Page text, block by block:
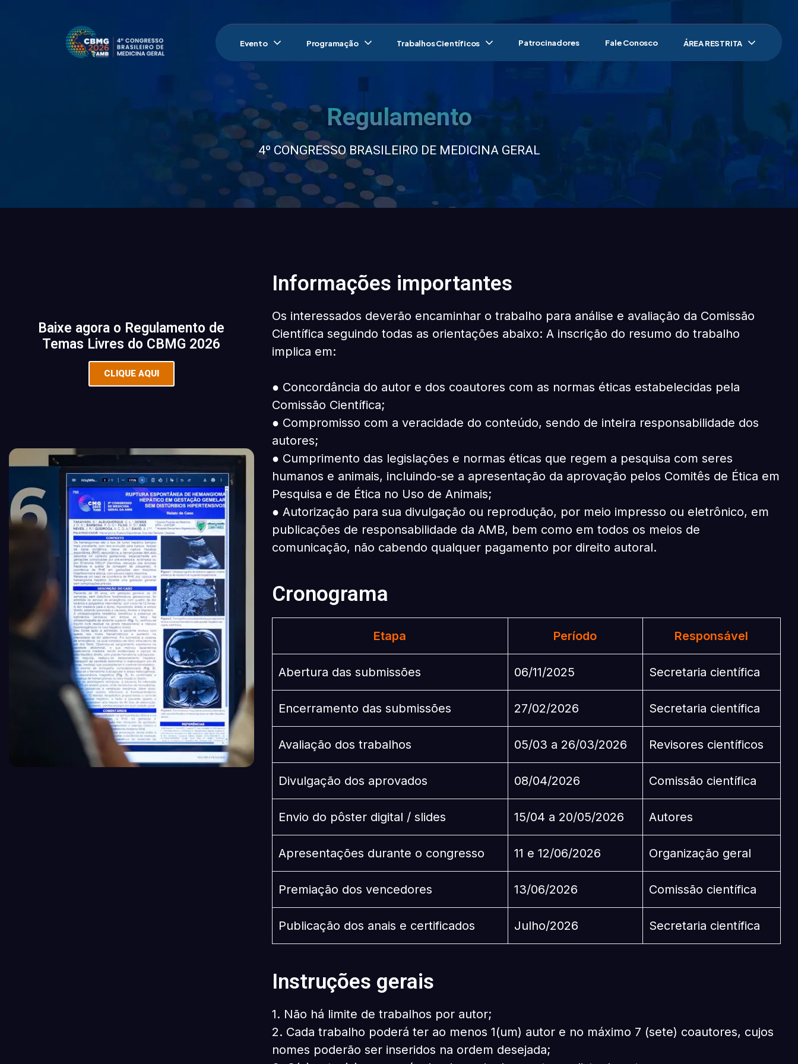
Evento Programação Trabalhos Científicos Patrocinadores Fale Conosco ÁREA RESTRITA
Regulamento
4º CONGRESSO BRASILEIRO DE MEDICINA GERAL
Baixe agora o Regulamento de
Temas Livres do CBMG 2026
CLIQUE AQUI
REGULAMENTO
Informações importantes
Os interessados deverão encaminhar o trabalho para análise e avaliação da Comissão
Científica seguindo todas as orientações abaixo: A inscrição do resumo do trabalho
implica em:
● Concordância do autor e dos coautores com as normas éticas estabelecidas pela
Comissão Científica;
● Compromisso com a veracidade do conteúdo, sendo de inteira responsabilidade dos
autores;
● Cumprimento das legislações e normas éticas que regem a pesquisa com seres
humanos e animais, incluindo-se a apresentação da aprovação pelos Comitês de Ética em
Pesquisa e de Ética no Uso de Animais;
● Autorização para sua divulgação ou reprodução, por meio impresso ou eletrônico, em
publicações de responsabilidade da AMB, bem como em todos os meios de
comunicação, não cabendo qualquer pagamento por direito autoral.
Cronograma
Etapa Período Responsável
Abertura das submissões 06/11/2025 Secretaria científica
Encerramento das submissões 27/02/2026 Secretaria científica
Avaliação dos trabalhos 05/03 a 26/03/2026 Revisores científicos
Divulgação dos aprovados 08/04/2026 Comissão científica
Envio do pôster digital / slides 15/04 a 20/05/2026 Autores
Apresentações durante o congresso 11 e 12/06/2026 Organização geral
Premiação dos vencedores 13/06/2026 Comissão científica
Publicação dos anais e certificados Julho/2026 Secretaria científica
Instruções gerais
1. Não há limite de trabalhos por autor;
2. Cada trabalho poderá ter ao menos 1(um) autor e no máximo 7 (sete) coautores, cujos
nomes poderão ser inseridos na ordem desejada;